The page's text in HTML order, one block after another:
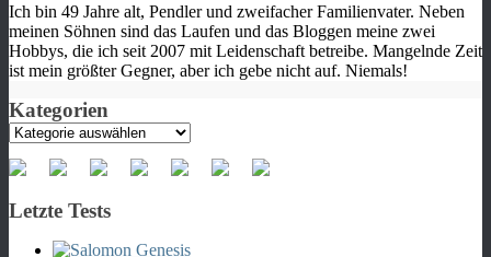
Ich bin 49 Jahre alt, Pendler und zweifacher Familienvater. Neben
meinen Söhnen sind das Laufen und das Bloggen meine zwei
Hobbys, die ich seit 2007 mit Leidenschaft betreibe. Mangelnde Zeit
ist mein größter Gegner, aber ich gebe nicht auf. Niemals!
Kategorien
Kategorien
Letzte Tests